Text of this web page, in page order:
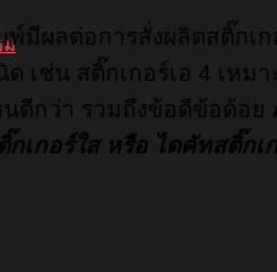
มพ์มีผลต่อการสั่งผลิตสติ๊กเ
เช่น สติ๊กเกอร์เอ 4 เห
นดีกว่า รวมถึงข้อดีข้อด้อย
เกอร์ใส หรือ ไดคัทสติ๊กเ